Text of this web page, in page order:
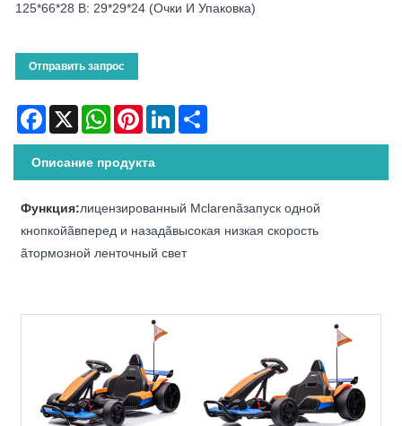
125*66*28 B: 29*29*24 (очки И Упаковка)
Отправить запрос
Facebook
X WhatsAppPinterestLinkedIn
Описание продукта
Функция:лицензированный Mclarenãзапуск одной
кнопкойãвперед и назадãвысокая низкая скорость
ãтормозной ленточный свет